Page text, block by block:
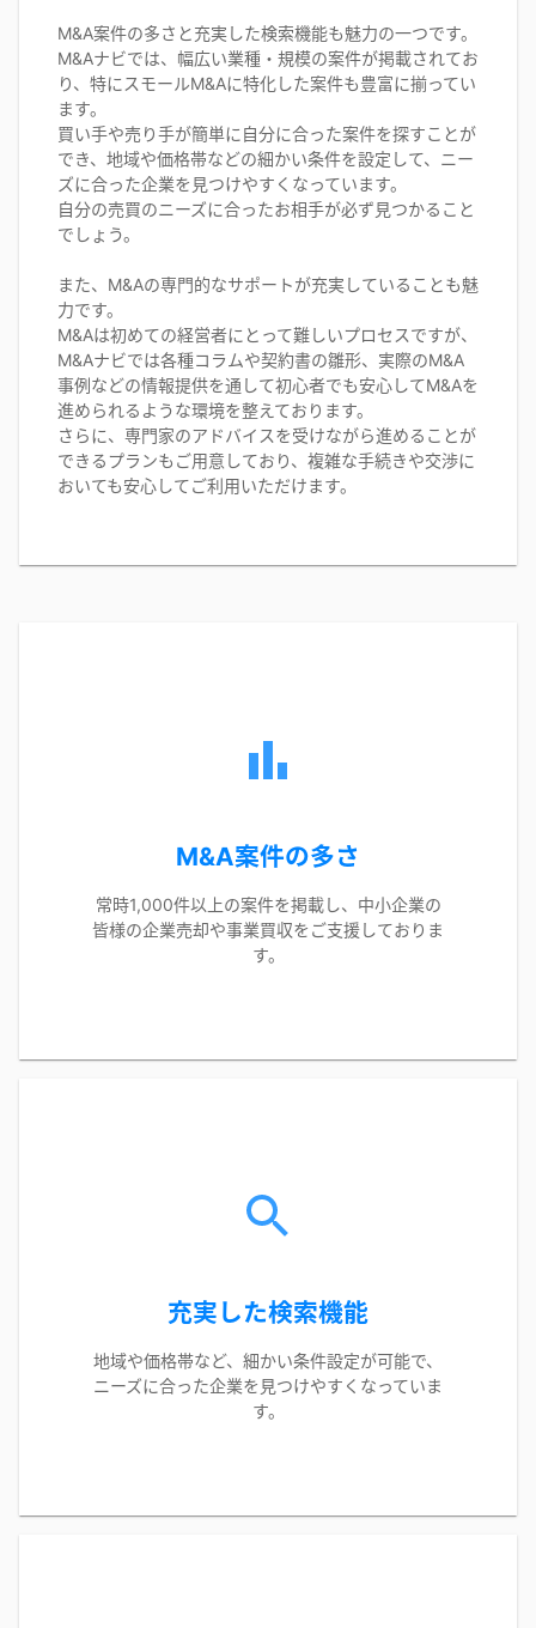
M&A案件の多さと充実した検索機能も魅力の一つです。
M&Aナビでは、幅広い業種・規模の案件が掲載されてお
り、特にスモールM&Aに特化した案件も豊富に揃ってい
ます。
買い手や売り手が簡単に自分に合った案件を探すことが
でき、地域や価格帯などの細かい条件を設定して、ニー
ズに合った企業を見つけやすくなっています。
自分の売買のニーズに合ったお相手が必ず見つかること
でしょう。
また、M&Aの専門的なサポートが充実していることも魅
力です。
M&Aは初めての経営者にとって難しいプロセスですが、
M&Aナビでは各種コラムや契約書の雛形、実際のM&A
事例などの情報提供を通して初心者でも安心してM&Aを
進められるような環境を整えております。
さらに、専門家のアドバイスを受けながら進めることが
できるプランもご用意しており、複雑な手続きや交渉に
おいても安心してご利用いただけます。
M&A案件の多さ
常時1,000件以上の案件を掲載し、中小企業の
皆様の企業売却や事業買収をご支援しておりま
す。
充実した検索機能
地域や価格帯など、細かい条件設定が可能で、
ニーズに合った企業を見つけやすくなっていま
す。